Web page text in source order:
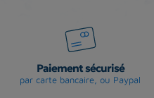
Paiement sécurisé
par carte bancaire, ou Paypal